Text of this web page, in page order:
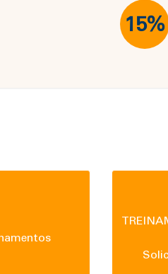
15%